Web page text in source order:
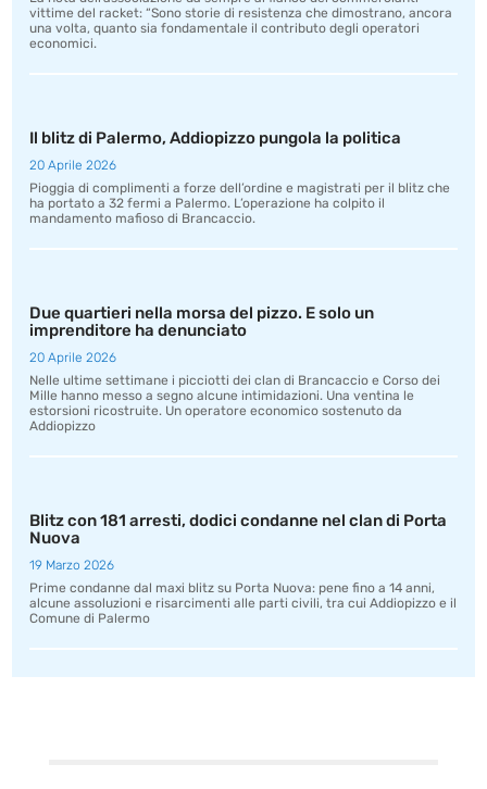
vittime del racket: “Sono storie di resistenza che dimostrano, ancora
una volta, quanto sia fondamentale il contributo degli operatori
economici.
Il blitz di Palermo, Addiopizzo pungola la politica
20 Aprile 2026
Pioggia di complimenti a forze dell’ordine e magistrati per il blitz che
ha portato a 32 fermi a Palermo. L’operazione ha colpito il
mandamento mafioso di Brancaccio.
Due quartieri nella morsa del pizzo. E solo un
imprenditore ha denunciato
20 Aprile 2026
Nelle ultime settimane i picciotti dei clan di Brancaccio e Corso dei
Mille hanno messo a segno alcune intimidazioni. Una ventina le
estorsioni ricostruite. Un operatore economico sostenuto da
Addiopizzo
Blitz con 181 arresti, dodici condanne nel clan di Porta
Nuova
19 Marzo 2026
Prime condanne dal maxi blitz su Porta Nuova: pene fino a 14 anni,
alcune assoluzioni e risarcimenti alle parti civili, tra cui Addiopizzo e il
Comune di Palermo